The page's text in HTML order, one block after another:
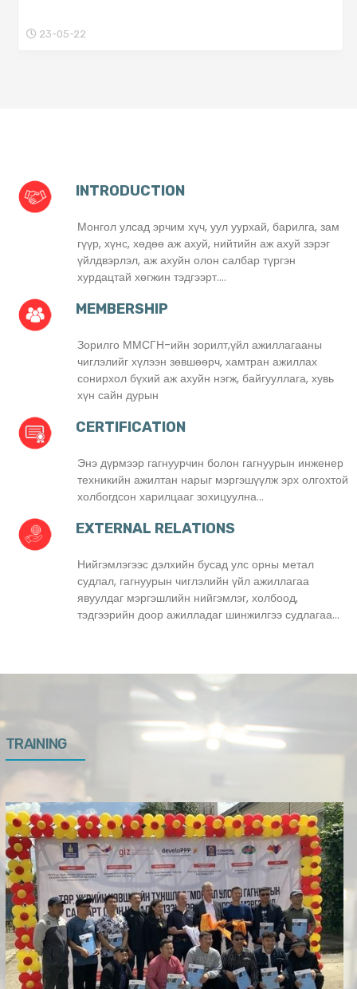
23-05-22
INTRODUCTION
Монгол улсад эрчим хүч, уул уурхай, барилга, зам
гүүр, хүнс, хөдөө аж ахуй, нийтийн аж ахуй зэрэг
үйлдвэрлэл, аж ахуйн олон салбар түргэн
хурдацтай хөгжин тэдгээрт....
MEMBERSHIP
Зорилго ММСГН-ийн зорилт,үйл ажиллагааны
чиглэлийг хүлээн зөвшөөрч, хамтран ажиллах
сонирхол бүхий аж ахуйн нэгж, байгууллага, хувь
хүн сайн дурын
CERTIFICATION
Энэ дүрмээр гагнуурчин болон гагнуурын инженер
техникийн ажилтан нарыг мэргэшүүлж эрх олгохтой
холбогдсон харилцааг зохицуулна...
EXTERNAL RELATIONS
Нийгэмлэгээс дэлхийн бусад улс орны метал
судлал, гагнуурын чиглэлийн үйл ажиллагаа
явуулдаг мэргэшлийн нийгэмлэг, холбоод,
тэдгээрийн доор ажилладаг шинжилгээ судлагаа...
TRAINING